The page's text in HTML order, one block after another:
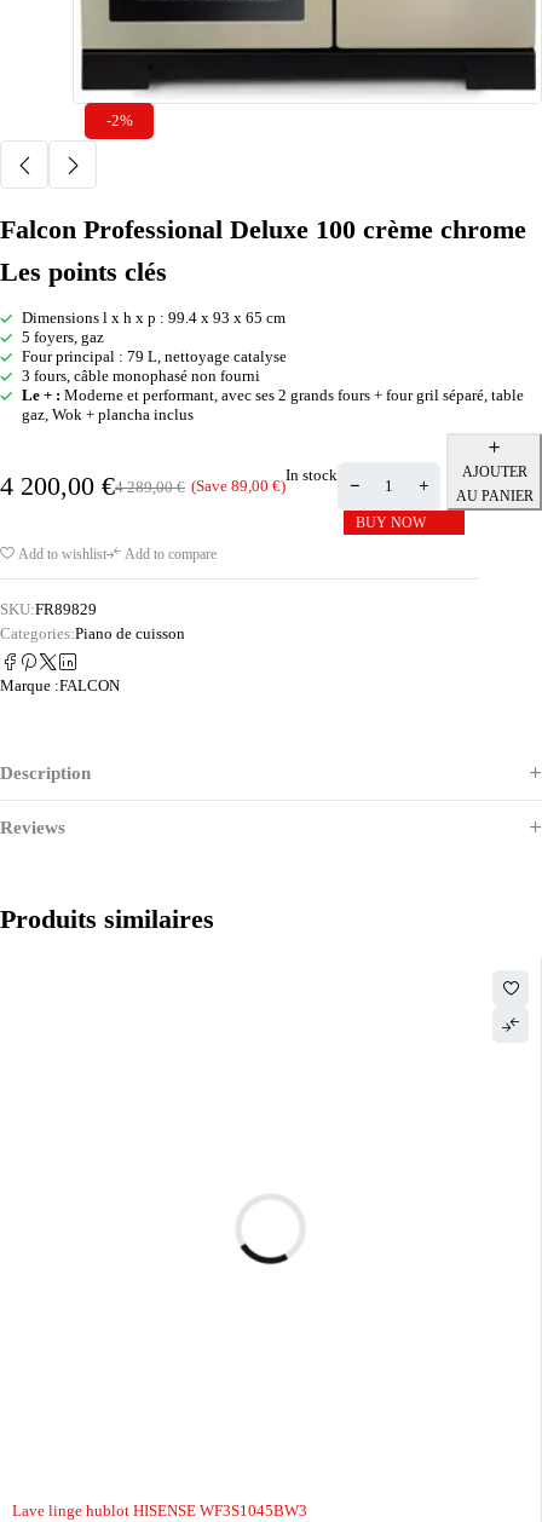
-2%
Falcon Professional Deluxe 100 crème chrome
Les points clés
Dimensions l x h x p : 99.4 x 93 x 65 cm
5 foyers, gaz
Four principal : 79 L, nettoyage catalyse
3 fours, câble monophasé non fourni
Le + : Moderne et performant, avec ses 2 grands fours + four gril séparé, table
gaz, Wok + plancha inclus
4 289,00€
4 200,00 € (Save 89,00 €)
In stock
AJOUTER
AU PANIER
BUY NOW
Add to wishlist
Add to compare
SKU:FR89829
Categories:Piano de cuisson
Marque :FALCON
Description
Reviews
Produits similaires
Lave linge hublot HISENSE WF3S1045BW3